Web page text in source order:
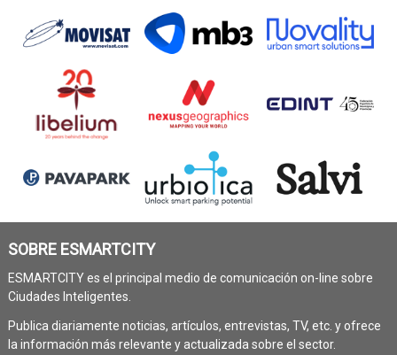
SOBRE ESMARTCITY
ESMARTCITY es el principal medio de comunicación on-line sobre
Ciudades Inteligentes.
Publica diariamente noticias, artículos, entrevistas, TV, etc. y ofrece
la información más relevante y actualizada sobre el sector.